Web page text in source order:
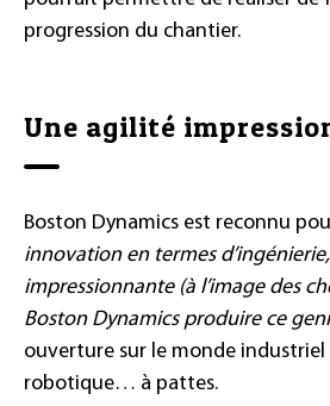
progression du chantier.
Une agilité
Boston Dynamics est reconnu
innovation en termes d’ingénierie,
impressionnante (à l’image des
Boston Dynamics produire ce
ouverture sur le monde
robotique… à pattes.